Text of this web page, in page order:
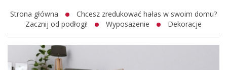
Strona główna
Chcesz zredukować hałas w swoim domu?
Zacznij od podłogi!
Wyposażenie Dekoracje